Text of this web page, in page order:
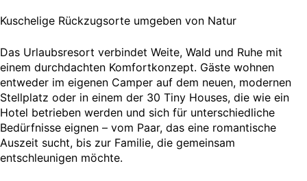
Kuschelige Rückzugsorte umgeben von Natur
Das Urlaubsresort verbindet Weite, Wald und Ruhe mit
einem durchdachten Komfortkonzept. Gäste wohnen
entweder im eigenen Camper auf dem neuen, modernen
Stellplatz oder in einem der 30 Tiny Houses, die wie ein
Hotel betrieben werden und sich für unterschiedliche
Bedürfnisse eignen – vom Paar, das eine romantische
Auszeit sucht, bis zur Familie, die gemeinsam
entschleunigen möchte.